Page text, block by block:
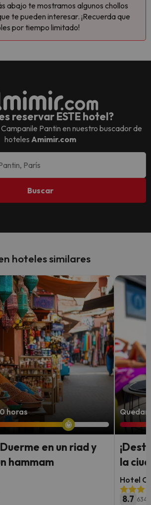
abajo te mostramos algunos chollos
te pueden interesar. ¡Recuerda que
por tiempo limitado!
reservar ESTE hotel?
Pantin en nuestro buscador de
hoteles Amimir.com
Buscar
hoteles similares
horas
en un riad y
hammam
Quedan
la
Hotel
8.7 634